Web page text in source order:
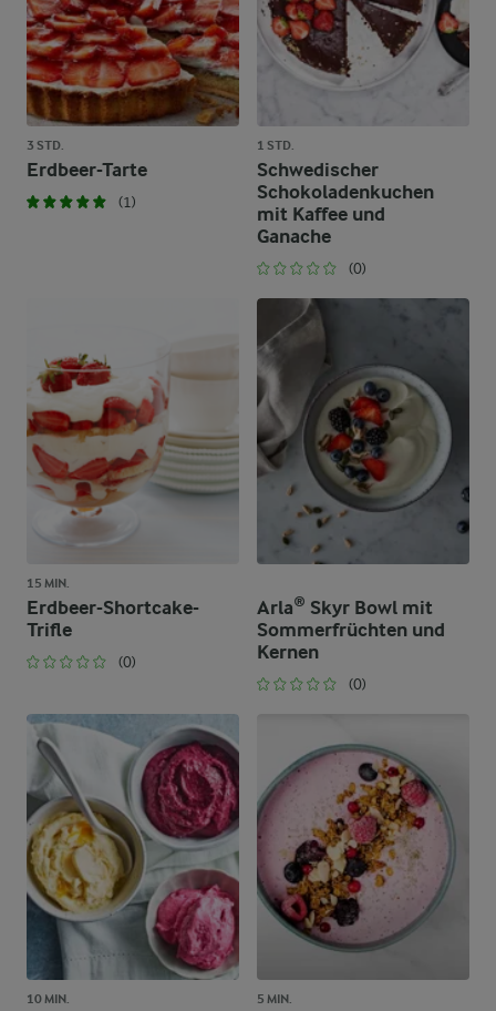
3 STD.
Erdbeer-Tarte
(1)
1 STD.
Schwedischer
Schokoladenkuchen
mit Kaffee und
Ganache
(0)
15 MIN.
Erdbeer-Shortcake-
Trifle
(0)
Arla® Skyr Bowl mit
Sommerfrüchten und
Kernen
(0)
10 MIN. 5 MIN.